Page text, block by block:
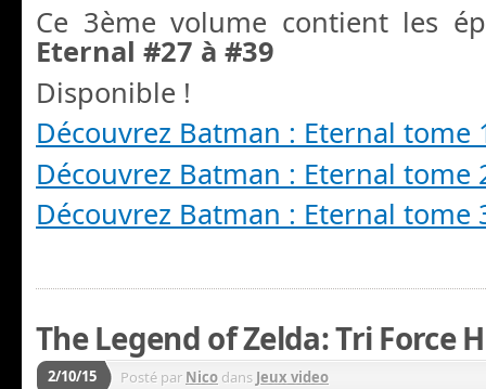
Ce 3ème volume contient les
Eternal #27 à #39
Disponible !
Découvrez Batman : Eternal tome
Découvrez Batman : Eternal tome
Découvrez Batman : Eternal tome
The Legend of Zelda: Tri Force
2/10/15 Posté par Nico dans Jeux video